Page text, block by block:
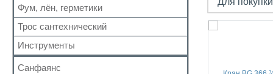
Шланги для стиральных и посудомоечных
машин
Трапы
Трубка
Гофра для сифона
Самопромывной
Другие
Для МП труб
Для PPR труб
Для полотенцесушителей
Наборы
Комплектующие
Краны Маевского
Кронштейны
Фум, лён, герметики
ФУМ
Нить
Лён
Трос сантехнический
Инструменты
Санфаянс